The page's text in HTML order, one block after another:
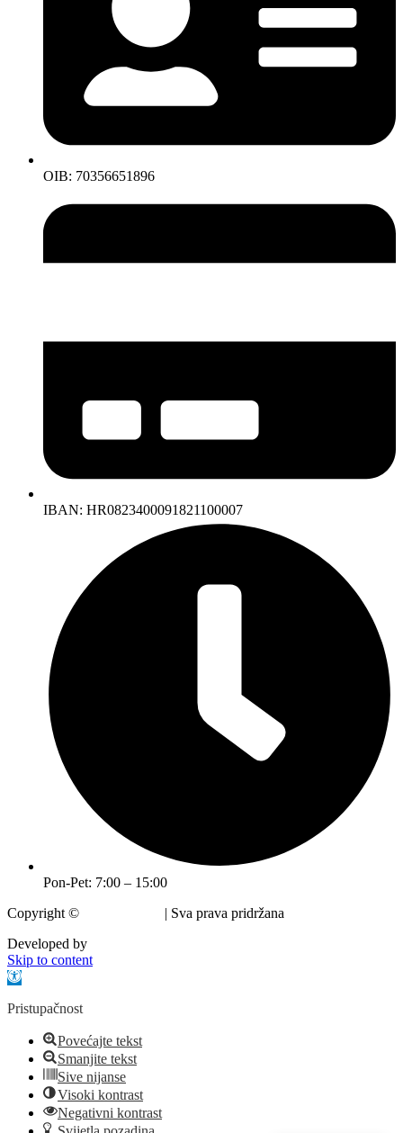
OIB: 70356651896
IBAN: HR0823400091821100007
Pon-Pet: 7:00 – 15:00
Copyright ©
| Sva prava pridržana
Developed by
Skip to content
Open toolbar
Pristupačnost
Povećajte tekst
Smanjite tekst
Sive nijanse
Visoki kontrast
Negativni kontrast